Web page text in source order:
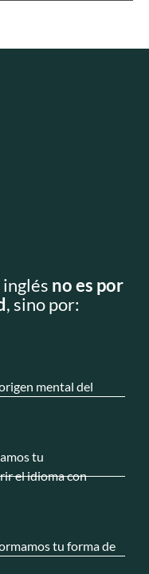
no es por
, sino por:
mental del
tu
el idioma con
tu forma de